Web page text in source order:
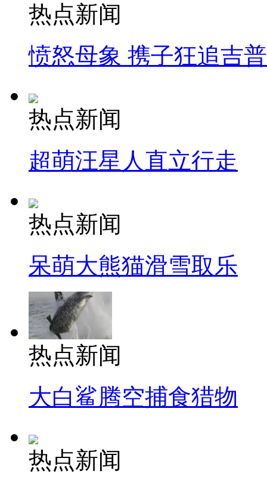
热点新闻
愤怒母象 携子狂追吉
热点新闻
超萌汪星人直立行走
热点新闻
呆萌大熊猫滑雪取乐
热点新闻
大白鲨腾空捕食猎物
热点新闻